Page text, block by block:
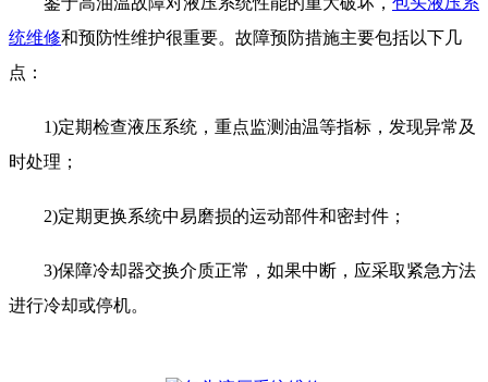
统维修和预防性维护很重要。故障预防措施主要包括以下几
点：
1)定期检查液压系统，重点监测油温等指标，发现异常及
时处理；
2)定期更换系统中易磨损的运动部件和密封件；
3)保障冷却器交换介质正常，如果中断，应采取紧急方法
进行冷却或停机。